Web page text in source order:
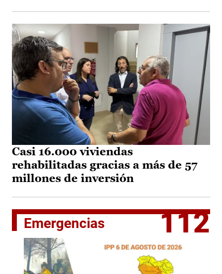
Casi 16.000 viviendas
rehabilitadas gracias a más de 57
millones de inversión
Emergencias 112